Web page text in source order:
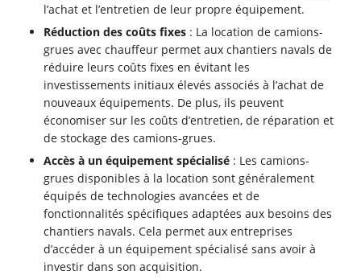
l’achat et l’entretien de leur propre équipement.
Réduction des coûts fixes : La location de camions-
grues avec chauffeur permet aux chantiers navals de
réduire leurs coûts fixes en évitant les
investissements initiaux élevés associés à l’achat de
nouveaux équipements. De plus, ils peuvent
économiser sur les coûts d’entretien, de réparation et
de stockage des camions-grues.
Accès à un équipement spécialisé : Les camions-
grues disponibles à la location sont généralement
équipés de technologies avancées et de
fonctionnalités spécifiques adaptées aux besoins des
chantiers navals. Cela permet aux entreprises
d’accéder à un équipement spécialisé sans avoir à
investir dans son acquisition.